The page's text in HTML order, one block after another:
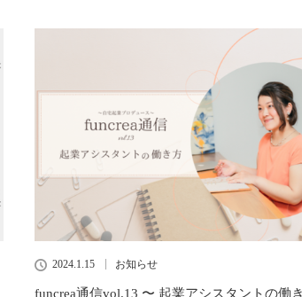
2024.1.15 お知らせ
funcrea通信vol.13 〜 起業アシスタントの働